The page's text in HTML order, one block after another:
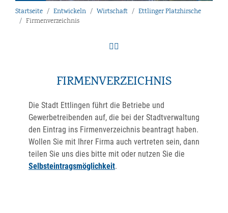
Startseite Entwickeln Wirtschaft
Ettlinger Platzhirsche
Firmenverzeichnis
FIRMENVERZEICHNIS
Die Stadt Ettlingen führt die Betriebe und
Gewerbetreibenden auf, die bei der Stadtverwaltung
den Eintrag ins Firmenverzeichnis beantragt haben.
Wollen Sie mit Ihrer Firma auch vertreten sein, dann
teilen Sie uns dies bitte mit oder nutzen Sie die
Selbsteintragsmöglichkeit.